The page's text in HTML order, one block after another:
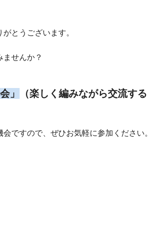
とうございます。
せんか？
」
（楽しく編みながら交流する
ですので、ぜひお気軽に参加ください。